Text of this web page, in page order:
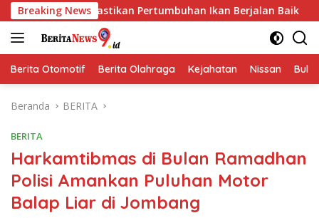
Langsung
ke
konten
Breaking News
Pertumbuhan Ikan Berjalan Baik Semarak HUT
Berita Otomotif Berita Olahraga Kejahatan Nissan
Beranda BERITA
BERITA
Harkamtibmas di Bulan Ramadhan
Polisi Amankan Puluhan Motor
Balap Liar di Jombang